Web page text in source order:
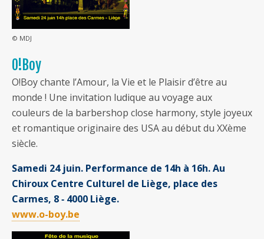
© MDJ
O!Boy
O!Boy chante l’Amour, la Vie et le Plaisir d’être au
monde ! Une invitation ludique au voyage aux
couleurs de la barbershop close harmony, style joyeux
et romantique originaire des USA au début du XXème
siècle.
Samedi 24 juin. Performance de 14h à 16h. Au
Chiroux Centre Culturel de Liège, place des
Carmes, 8 ‐ 4000 Liège.
www.o-boy.be